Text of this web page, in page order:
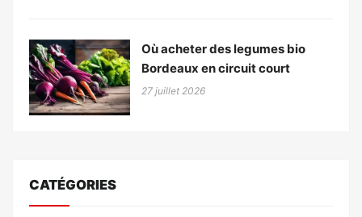
Où acheter des legumes bio
Bordeaux en circuit court
27 juillet 2026
CATÉGORIES